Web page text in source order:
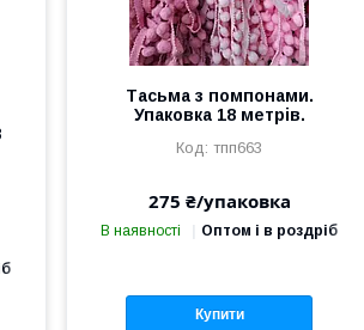
Тасьма з помпонами.
Упаковка 18 метрів.
тпп663
275 ₴/упаковка
В наявності Оптом і в роздріб
Купити